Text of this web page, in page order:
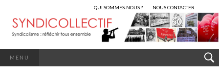
QUI SOMMES-NOUS ? NOUS CONTACTER
MENU